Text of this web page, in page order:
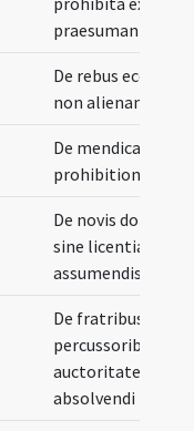
praesumant
De rebus ecclesiae
non alienandis
De mendicationis
prohibitione
De novis domibus
sine licentia non
assumendis
De fratribus
percussoribus et
auctoritate
absolvendi